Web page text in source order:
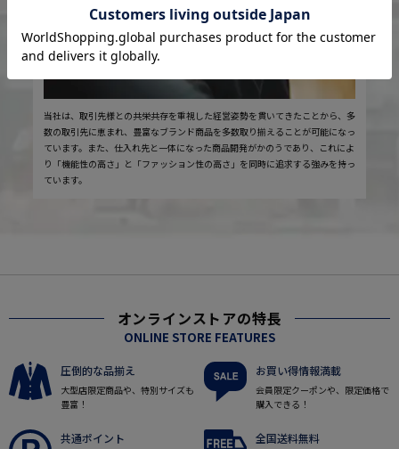
当社は、取引先様との共栄共存を重視した経営姿勢を貫いてきたことから、多
数の取引先に恵まれ、豊富なブランド商品を多数取り揃えることが可能になっ
ています。また、仕入れ先と一体になった商品開発がかのうであり、これによ
り「機能性の高さ」と「ファッション性の高さ」を同時に追求する強みを持っ
ています。
オンラインストアの特長
ONLINE STORE FEATURES
圧倒的な品揃え
大型店限定商品や、特別サイズも
豊富！
お買い得情報満載
会員限定クーポンや、限定価格で
購入できる！
共通ポイント 全国送料無料